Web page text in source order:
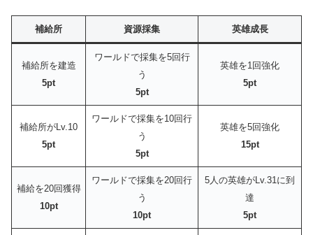
補給所 資源採集 英雄成長
補給所を建造
5pt
ワールドで採集を5回行
う
5pt
英雄を1回強化
5pt
補給所がLv.10
5pt
ワールドで採集を10回行
う
5pt
英雄を5回強化
15pt
補給を20回獲得
10pt
ワールドで採集を20回行
う
10pt
5人の英雄がLv.31に到
達
5pt